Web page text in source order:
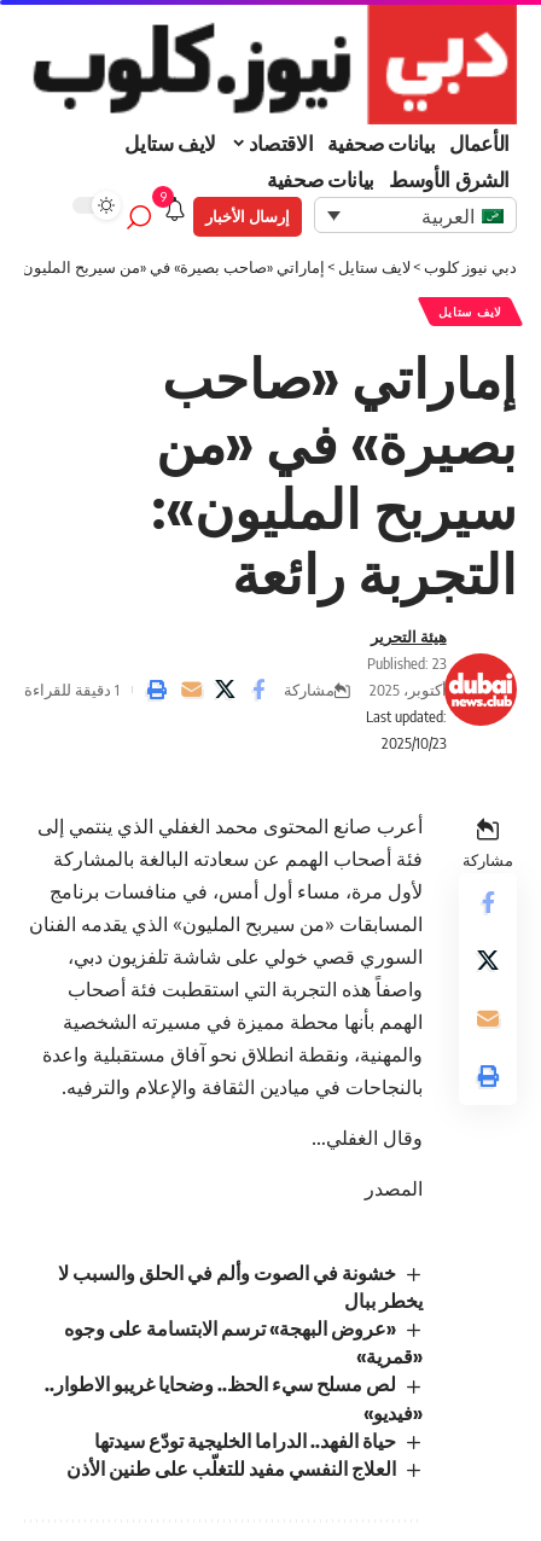
الأعمال بيانات صحفية الاقتصاد
لايف ستايل
الشرق الأوسط
بيانات صحفية
العربية إرسال الأخبار
9
دبي نيوز كلوب> لايف ستايل > إماراتي «صاحب بصيرة» في «من سيربح المليون»:
لايف ستايل
إماراتي «صاحب
بصيرة» في «من
سيربح المليون»:
التجربة رائعة
Last updated:
2025/10/23
هيئة التحرير
Published: 23
أكتوبر، 2025
مشاركة 1 دقيقة للقراءة
مشاركة
أعرب صانع المحتوى محمد الغفلي الذي ينتمي إلى
فئة أصحاب الهمم عن سعادته البالغة بالمشاركة
لأول مرة، مساء أول أمس، في منافسات برنامج
المسابقات «من سيربح المليون» الذي يقدمه الفنان
السوري قصي خولي على شاشة تلفزيون دبي،
واصفاً هذه التجربة التي استقطبت فئة أصحاب
الهمم بأنها محطة مميزة في مسيرته الشخصية
والمهنية، ونقطة انطلاق نحو آفاق مستقبلية واعدة
بالنجاحات في ميادين الثقافة والإعلام والترفيه.
وقال الغفلي…
المصدر
خشونة في الصوت وألم في الحلق والسبب لا
يخطر ببال
«عروض البهجة» ترسم الابتسامة على وجوه
«قمرية»
لص مسلح سيء الحظ.. وضحايا غريبو الاطوار..
«فيديو»
حياة الفهد.. الدراما الخليجية تودّع سيدتها
العلاج النفسي مفيد للتغلّب على طنين الأذن